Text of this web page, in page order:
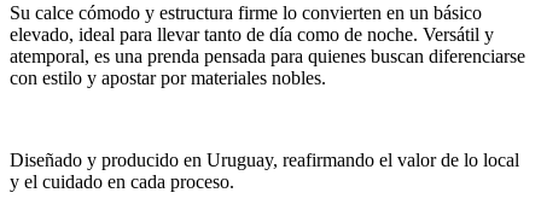
Su calce cómodo y estructura firme lo convierten en un básico
elevado, ideal para llevar tanto de día como de noche. Versátil y
atemporal, es una prenda pensada para quienes buscan diferenciarse
con estilo y apostar por materiales nobles.
Diseñado y producido en Uruguay, reafirmando el valor de lo local
y el cuidado en cada proceso.